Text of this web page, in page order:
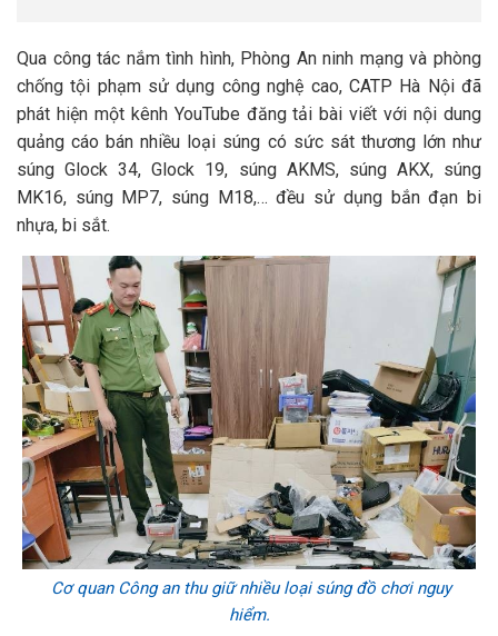
Qua công tác nắm tình hình, Phòng An ninh mạng và phòng
chống tội phạm sử dụng công nghệ cao, CATP Hà Nội đã
phát hiện một kênh YouTube đăng tải bài viết với nội dung
quảng cáo bán nhiều loại súng có sức sát thương lớn như
súng Glock 34, Glock 19, súng AKMS, súng AKX, súng
MK16, súng MP7, súng M18,… đều sử dụng bắn đạn bi
nhựa, bi sắt.
Cơ quan Công an thu giữ nhiều loại súng đồ chơi nguy
hiểm.